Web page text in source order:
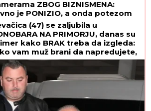
ZBOG BIZNISMENA:
je PONIZIO, a onda potezom
javnost!
(47) se zaljubila u
NA PRIMORJU, danas su
kako BRAK treba da izgleda:
vam muž brani da napredujete,
ZA VAS"